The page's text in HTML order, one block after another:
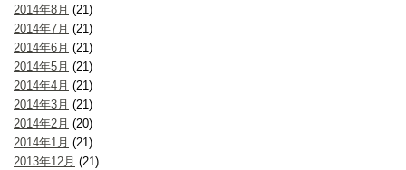
2014年8月 (21)
2014年7月 (21)
2014年6月 (21)
2014年5月 (21)
2014年4月 (21)
2014年3月 (21)
2014年2月 (20)
2014年1月 (21)
2013年12月 (21)